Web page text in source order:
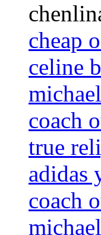
cheap
celine
coach
true
adidas
coach